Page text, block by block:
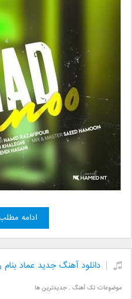
ادامه
دانلود آهنگ جدید عماد بنام
موضوعات:تک آهنگ ,جدیدترین ها